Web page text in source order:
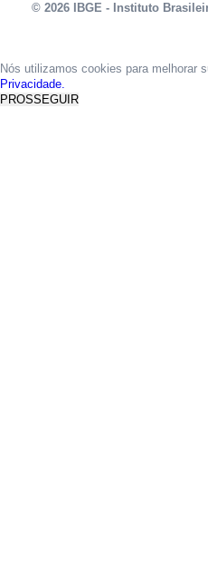
© 2026 IBGE - Instituto
Nós utilizamos cookies para melhorar
Privacidade.
PROSSEGUIR